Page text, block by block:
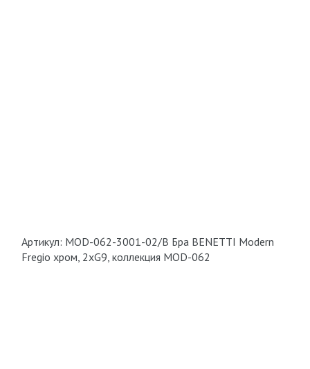
Артикул: MOD-062-3001-02/B Бра BENETTI Modern
Fregio хром, 2хG9, коллекция MOD-062